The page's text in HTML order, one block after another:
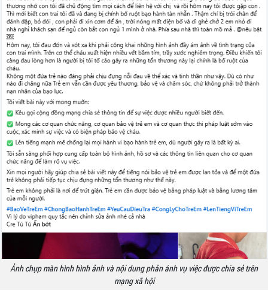
Ảnh chụp màn hình hình ảnh và nội dung phản ánh vụ việc được chia sẻ trên
mạng xã hội